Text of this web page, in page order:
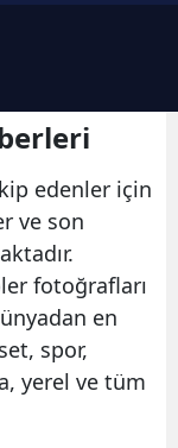
edenler için
ve son
fotoğrafları
en
spor,
yerel ve tüm